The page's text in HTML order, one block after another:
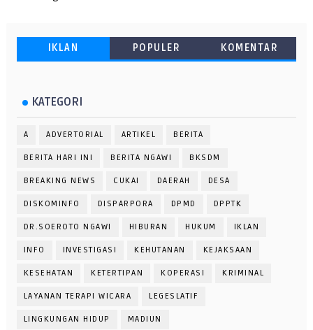
IKLAN POPULER KOMENTAR
KATEGORI
A ADVERTORIAL ARTIKEL BERITA
BERITA HARI INI BERITA NGAWI BKSDM
BREAKING NEWS CUKAI DAERAH DESA
DISKOMINFO DISPARPORA DPMD DPPTK
DR.SOEROTO NGAWI HIBURAN HUKUM IKLAN
INFO INVESTIGASI KEHUTANAN KEJAKSAAN
KESEHATAN KETERTIPAN KOPERASI KRIMINAL
LAYANAN TERAPI WICARA LEGESLATIF
LINGKUNGAN HIDUP MADIUN